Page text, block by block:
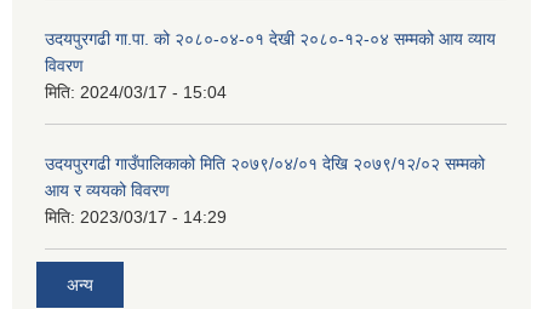
उदयपुरगढी गा.पा. को २०८०-०४-०१ देखी २०८०-१२-०४ सम्मको आय व्याय
विवरण
मिति: 2024/03/17 - 15:04
उदयपुरगढी गाउँपालिकाको मिति २०७९/०४/०१ देखि २०७९/१२/०२ सम्मको
आय र व्ययको विवरण
मिति: 2023/03/17 - 14:29
अन्य